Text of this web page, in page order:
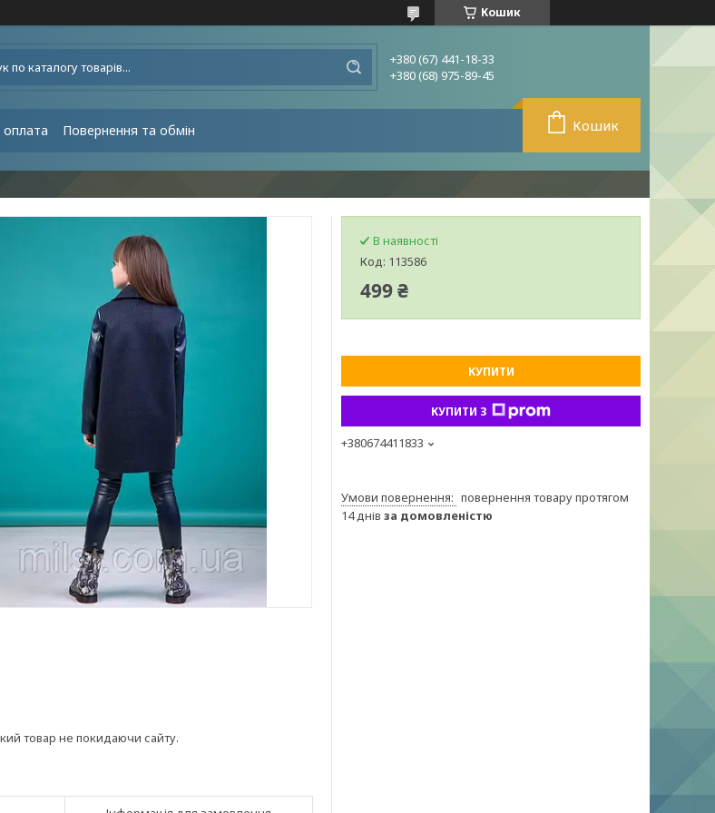
Кошик
+380 (67) 441-18-33
+380 (68) 975-89-45
Повернення та обмін Кошик
товар не покидаючи сайту.
В наявності
Код: 113586
499 ₴
КУПИТИ
КУПИТИ З
+380674411833
повернення товару протягом
14 днів за домовленістю